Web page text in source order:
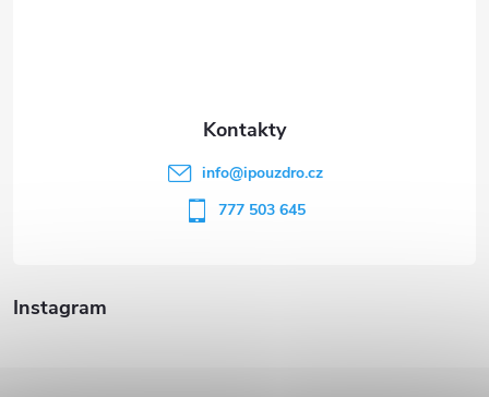
Instagram
info@ipouzdro.cz
777 503 645